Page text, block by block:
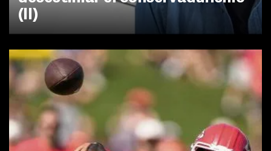
(II)